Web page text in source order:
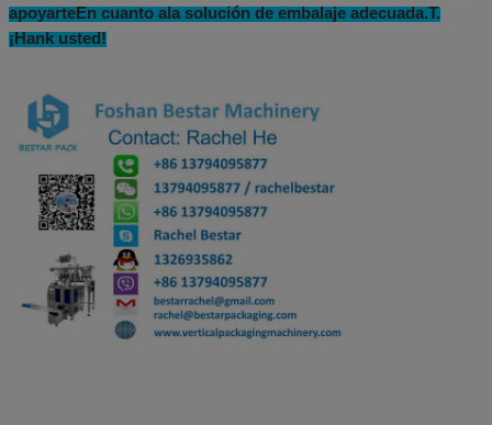
apoyarteEn cuanto a la solución de embalaje adecuada.T.
¡Hank usted!